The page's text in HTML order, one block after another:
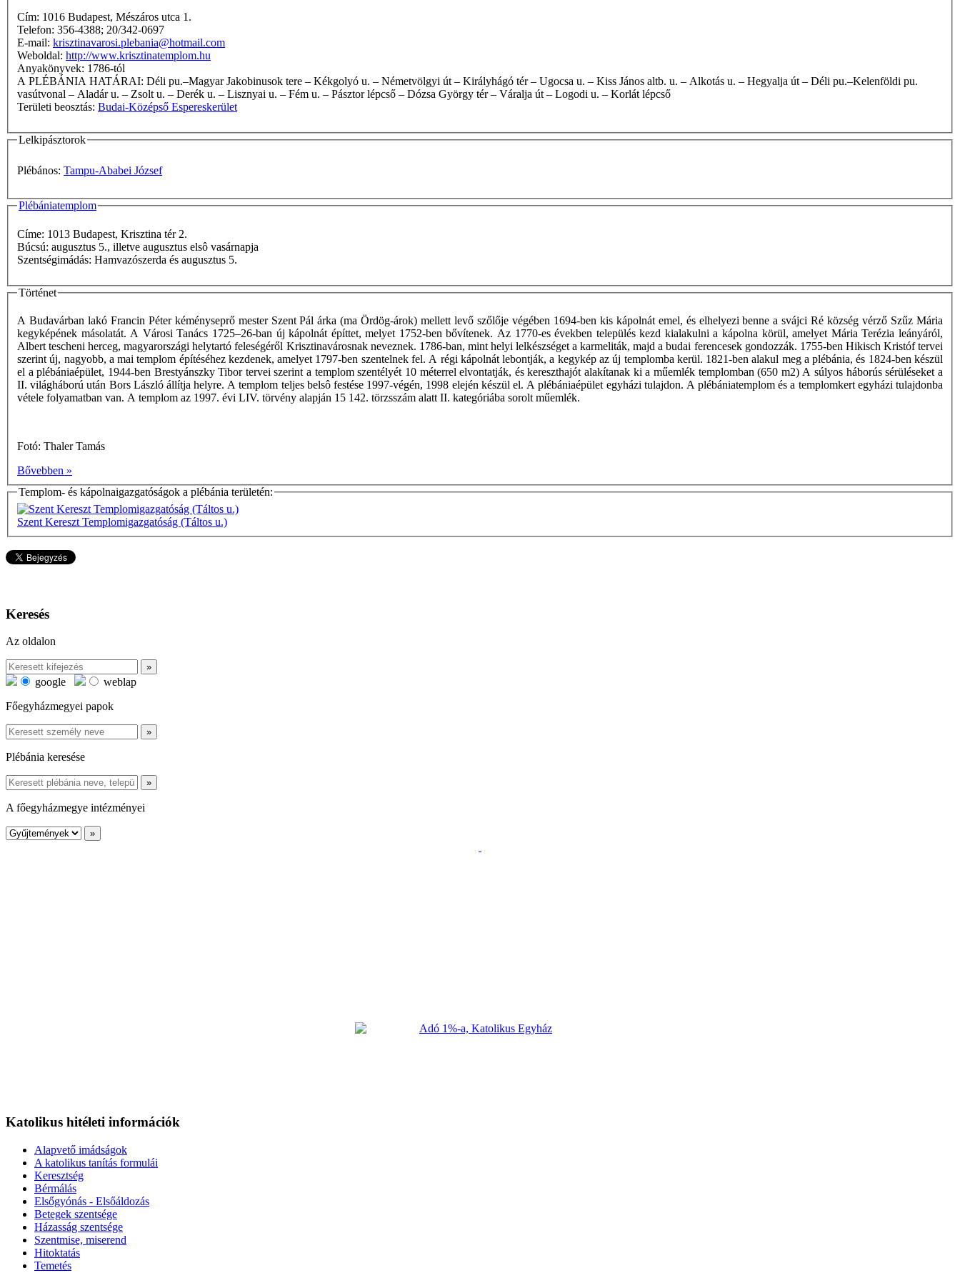
Cím: 1016 Budapest, Mészáros utca 1.
Telefon: 356-4388; 20/342-0697
E-mail: krisztinavarosi.plebania@hotmail.com
Weboldal: http://www.krisztinatemplom.hu
Anyakönyvek: 1786-tól
A PLÉBÁNIA HATÁRAI: Déli pu.–Magyar Jakobinusok tere – Kékgolyó u. – Németvölgyi út – Királyhágó tér – Ugocsa u. – Kiss János altb. u. – Alkotás u. – Hegyalja út – Déli pu.–Kelenföldi pu.
vasútvonal – Aladár u. – Zsolt u. – Derék u. – Lisznyai u. – Fém u. – Pásztor lépcső – Dózsa György tér – Váralja út – Logodi u. – Korlát lépcső
Területi beosztás: Budai-Középső Espereskerület
Lelkipásztorok
Plébános: Tampu-Ababei József
Plébániatemplom
Címe: 1013 Budapest, Krisztina tér 2.
Búcsú: augusztus 5., illetve augusztus elsô vasárnapja
Szentségimádás: Hamvazószerda és augusztus 5.
Történet
A Budavárban lakó Francin Péter kéményseprő mester Szent Pál árka (ma Ördög-árok) mellett levő szőlője végében 1694-ben kis kápolnát emel, és elhelyezi benne a svájci Ré község vérző Szűz Mária
kegyképének másolatát. A Városi Tanács 1725–26-ban új kápolnát építtet, melyet 1752-ben bővítenek. Az 1770-es években település kezd kialakulni a kápolna körül, amelyet Mária Terézia leányáról,
Albert tescheni herceg, magyarországi helytartó feleségéről Krisztinavárosnak neveznek. 1786-ban, mint helyi lelkészséget a karmeliták, majd a budai ferencesek gondozzák. 1755-ben Hikisch Kristóf tervei
szerint új, nagyobb, a mai templom építéséhez kezdenek, amelyet 1797-ben szentelnek fel. A régi kápolnát lebontják, a kegykép az új templomba kerül. 1821-ben alakul meg a plébánia, és 1824-ben készül
el a plébániaépület, 1944-ben Brestyánszky Tibor tervei szerint a templom szentélyét 10 méterrel elvontatják, és kereszthajót alakítanak ki a műemlék templomban (650 m2) A súlyos háborús sérüléseket a
II. világháború után Bors László állítja helyre. A templom teljes belsô festése 1997-végén, 1998 elején készül el. A plébániaépület egyházi tulajdon. A plébániatemplom és a templomkert egyházi tulajdonba
vétele folyamatban van. A templom az 1997. évi LIV. törvény alapján 15 142. törzsszám alatt II. kategóriába sorolt műemlék.
Fotó: Thaler Tamás
Bővebben »
Templom- és kápolnaigazgatóságok a plébánia területén:
Szent Kereszt Templomigazgatóság (Táltos u.)
Keresés
Az oldalon
google
weblap
Főegyházmegyei papok
Plébánia keresése
A főegyházmegye intézményei
Katolikus hitéleti információk
Alapvető imádságok
A katolikus tanítás formulái
Keresztség
Bérmálás
Elsőgyónás - Elsőáldozás
Betegek szentsége
Házasság szentsége
Szentmise, miserend
Hitoktatás
Temetés